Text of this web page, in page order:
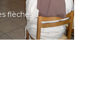
flèches à